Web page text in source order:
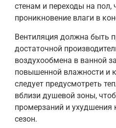
стенам и переходы на пол,
проникновение влаги в
Вентиляция должна быть
достаточной
воздухообмена в ванной
повышенной влажности и
следует предусмотреть
вблизи душевой зоны,
промерзаний и
сезон.